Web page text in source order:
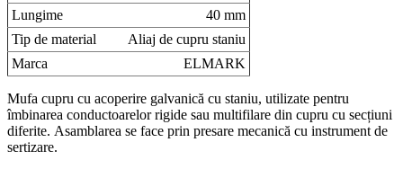
Lungime
40 mm
Tip de material
Aliaj de cupru staniu
Marca
ELMARK
Mufa cupru cu acoperire galvanică cu staniu, utilizate pentru
îmbinarea conductoarelor rigide sau multifilare din cupru cu secțiuni
diferite. Asamblarea se face prin presare mecanică cu instrument de
sertizare.